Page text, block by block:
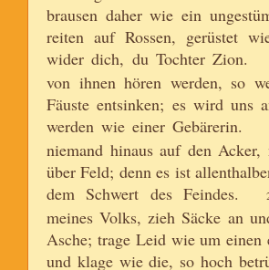
brausen daher wie ein
reiten auf Rossen, gerüstet
wider dich, du Tochter Zion.
von ihnen hören werden, so
Fäuste entsinken; es wird uns
werden wie einer Gebärerin.
niemand hinaus auf den Acker,
über Feld; denn es ist
dem Schwert des Feindes.
meines Volks, zieh Säcke an
Asche; trage Leid wie um einen
und klage wie die, so hoch